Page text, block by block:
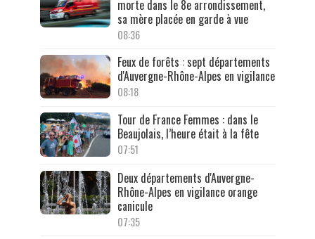
morte dans le 8e arrondissement,
sa mère placée en garde à vue
08:36
Feux de forêts : sept départements
d'Auvergne-Rhône-Alpes en vigilance
08:18
Tour de France Femmes : dans le
Beaujolais, l’heure était à la fête
07:51
Deux départements d'Auvergne-
Rhône-Alpes en vigilance orange
canicule
07:35